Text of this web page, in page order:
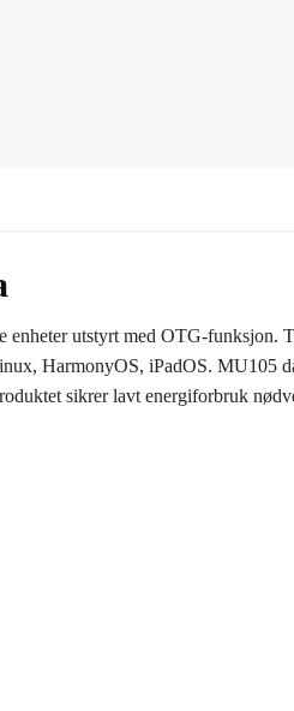
enheter utstyrt med OTG-funksjon.
HarmonyOS, iPadOS. MU105
sikrer lavt energiforbruk